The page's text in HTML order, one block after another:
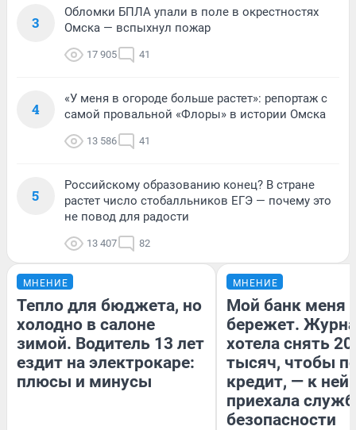
3
Обломки БПЛА упали в поле в окрестностях
Омска — вспыхнул пожар
17 905 41
4
«У меня в огороде больше растет»: репортаж с
самой провальной «Флоры» в истории Омска
13 586 41
5
Российскому образованию конец? В стране
растет число стобалльников ЕГЭ — почему это
не повод для радости
13 407 82
МНЕНИЕ
Тепло для бюджета, но
холодно в салоне
зимой. Водитель 13 лет
ездит на электрокаре:
плюсы и минусы
МНЕНИЕ
Мой банк меня
бережет.
хотела снять
тысяч, чтобы
кредит, — к
приехала
безопасности